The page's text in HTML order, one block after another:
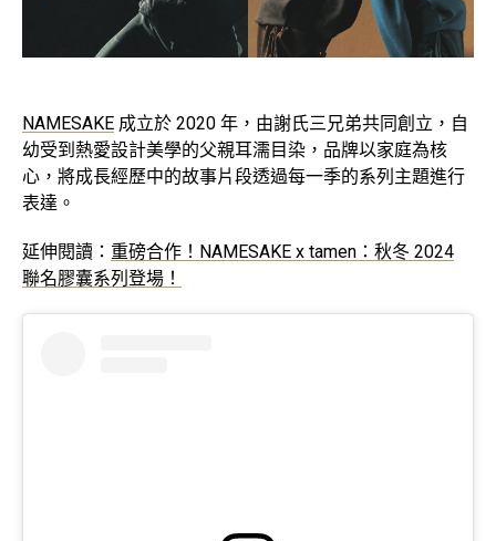
NAMESAKE 成立於 2020 年，由謝氏三兄弟共同創立，自
幼受到熱愛設計美學的父親耳濡目染，品牌以家庭為核
心，將成長經歷中的故事片段透過每一季的系列主題進行
表達。
延伸閱讀： 重磅合作！NAMESAKE x tamen：秋冬 2024
聯名膠囊系列登場！